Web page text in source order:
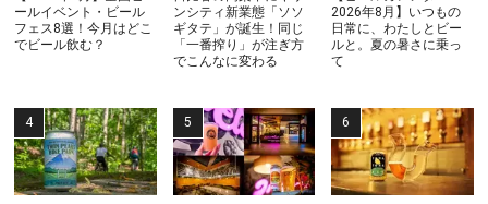
ールイベント・ビール
フェス8選！今月はどこ
でビール飲む？
ンシティ新業態「ソソ
ギタテ」が誕生！同じ
「一番搾り」が注ぎ方
でこんなに変わる
2026年8月】いつもの
日常に、わたしとビー
ルと。夏の暑さに乗っ
て